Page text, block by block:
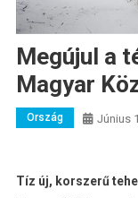
Megújul a
Magyar
Ország Június
Tíz új, korszerű